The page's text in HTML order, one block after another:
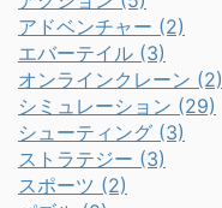
アドベンチャー (2)
エバーテイル (3)
オンラインクレーン (2)
シミュレーション (29)
シューティング (3)
ストラテジー (3)
スポーツ (2)